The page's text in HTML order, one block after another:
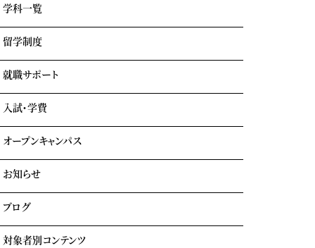
学園情報・教育理念
リアルな実習室
業界出身の自慢の講師陣
学科一覧
エアライン科
ホテル科
テーマパーク科
留学制度
GOTEMBA ENGLISH CAMP
就職サポート
就職内定実績一覧
入試・学費
学費について
自立進学サポート
各種奨学金・教育ローン・給付金
よくある質問
オープンキャンパス
イベント参加時のサポート
お知らせ
ブログ
対象者別コンテンツ